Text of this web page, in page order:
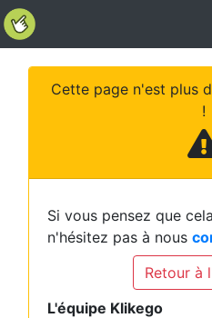
Cette page n'est plus
!
Si vous pensez que
n'hésitez pas à nous
Retour à
L'équipe Klikego